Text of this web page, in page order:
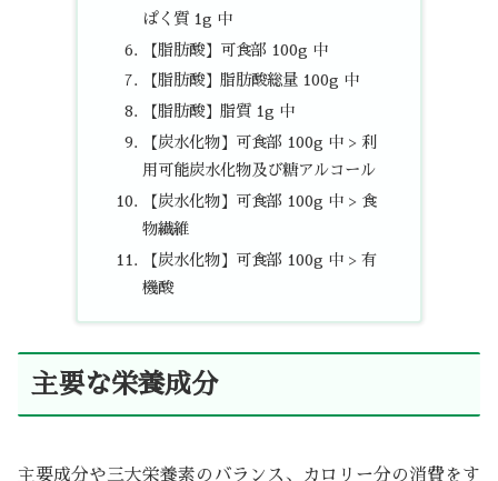
ぱく質 1g 中
【脂肪酸】可食部 100g 中
【脂肪酸】脂肪酸総量 100g 中
【脂肪酸】脂質 1g 中
【炭水化物】可食部 100g 中 > 利
用可能炭水化物及び糖アルコール
【炭水化物】可食部 100g 中 > 食
物繊維
【炭水化物】可食部 100g 中 > 有
機酸
主要な栄養成分
主要成分や三大栄養素のバランス、カロリー分の消費をす